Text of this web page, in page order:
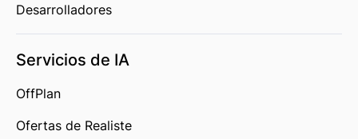
Desarrolladores
Servicios de IA
OffPlan
Ofertas de Realiste